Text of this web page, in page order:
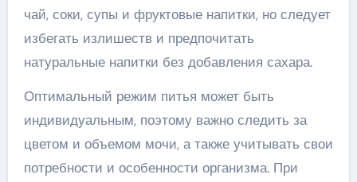
чай, соки, супы и фруктовые напитки, но следует
избегать излишеств и предпочитать
натуральные напитки без добавления сахара.
Оптимальный режим питья может быть
индивидуальным, поэтому важно следить за
цветом и объемом мочи, а также учитывать свои
потребности и особенности организма. При